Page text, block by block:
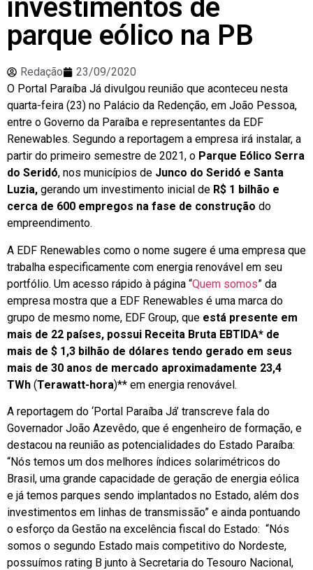
investimentos de
parque eólico na PB
Redação
23/09/2020
O Portal Paraíba Já divulgou reunião que aconteceu nesta
quarta-feira (23) no Palácio da Redenção, em João Pessoa,
entre o Governo da Paraíba e representantes da EDF
Renewables. Segundo a reportagem a empresa irá instalar, a
partir do primeiro semestre de 2021, o Parque Eólico Serra
do Seridó, nos municípios de Junco do Seridó e Santa
Luzia, gerando um investimento inicial de R$ 1 bilhão e
cerca de 600 empregos na fase de construção do
empreendimento.
A EDF Renewables como o nome sugere é uma empresa que
trabalha especificamente com energia renovável em seu
portfólio. Um acesso rápido à página “Quem somos” da
empresa mostra que a EDF Renewables é uma marca do
grupo de mesmo nome, EDF Group, que está presente em
mais de 22 países, possui Receita Bruta EBTIDA* de
mais de $ 1,3 bilhão de dólares tendo gerado em seus
mais de 30 anos de mercado aproximadamente 23,4
TWh (Terawatt-hora)** em energia renovável.
A reportagem do ‘Portal Paraíba Já’ transcreve fala do
Governador João Azevêdo, que é engenheiro de formação, e
destacou na reunião as potencialidades do Estado Paraíba:
“Nós temos um dos melhores índices solarimétricos do
Brasil, uma grande capacidade de geração de energia eólica
e já temos parques sendo implantados no Estado, além dos
investimentos em linhas de transmissão” e ainda pontuando
o esforço da Gestão na excelência fiscal do Estado: “Nós
somos o segundo Estado mais competitivo do Nordeste,
possuímos rating B junto à Secretaria do Tesouro Nacional,